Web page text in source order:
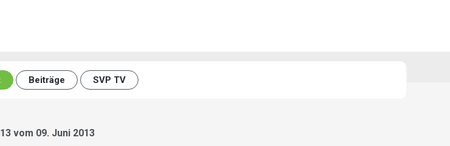
Beiträge SVP TV
vom 09. Juni 2013